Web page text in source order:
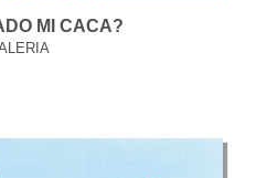
MI CACA?